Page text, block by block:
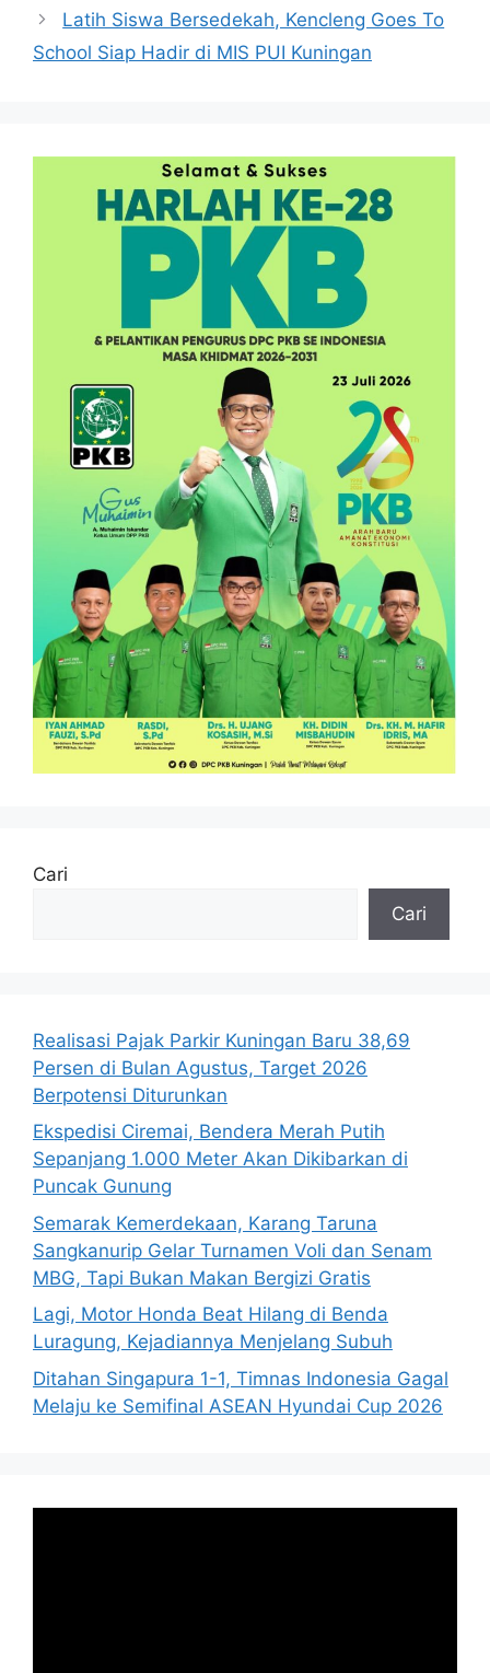
Latih Siswa Bersedekah, Kencleng Goes To
School Siap Hadir di MIS PUI Kuningan
Cari
Cari
Realisasi Pajak Parkir Kuningan Baru 38,69
Persen di Bulan Agustus, Target 2026
Berpotensi Diturunkan
Ekspedisi Ciremai, Bendera Merah Putih
Sepanjang 1.000 Meter Akan Dikibarkan di
Puncak Gunung
Semarak Kemerdekaan, Karang Taruna
Sangkanurip Gelar Turnamen Voli dan Senam
MBG, Tapi Bukan Makan Bergizi Gratis
Lagi, Motor Honda Beat Hilang di Benda
Luragung, Kejadiannya Menjelang Subuh
Ditahan Singapura 1-1, Timnas Indonesia Gagal
Melaju ke Semifinal ASEAN Hyundai Cup 2026